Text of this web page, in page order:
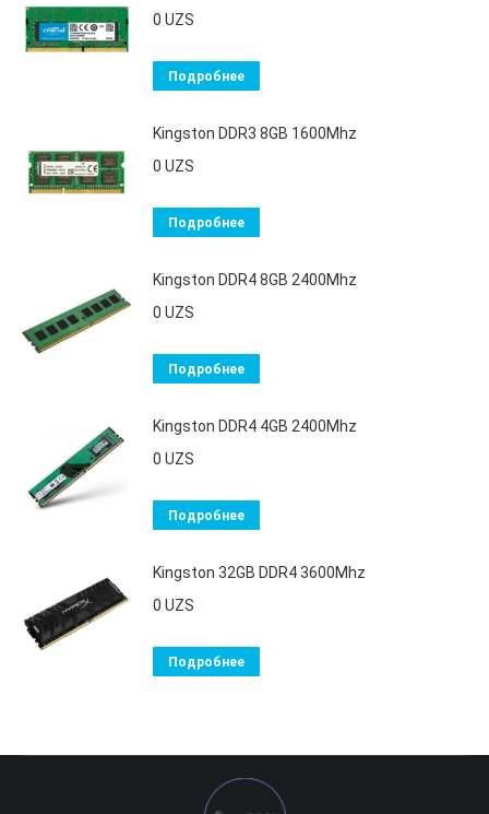
0 UZS
Подробнее
Kingston DDR3 8GB 1600Mhz
0 UZS
Подробнее
Kingston DDR4 8GB 2400Mhz
0 UZS
Подробнее
Kingston DDR4 4GB 2400Mhz
0 UZS
Подробнее
Kingston 32GB DDR4 3600Mhz
0 UZS
Подробнее